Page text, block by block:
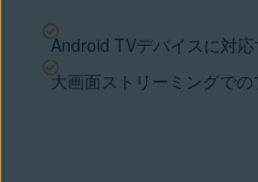
Android TVデバイスに対
大画面ストリーミングで